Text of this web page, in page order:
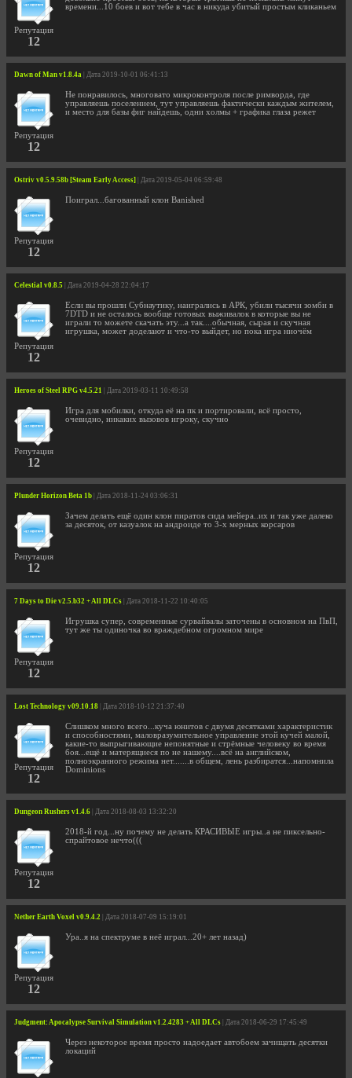
Репутация
12
времени...10 боев и вот тебе в час в никуда убитый простым кликаньем
Dawn of Man v1.8.4a | Дата 2019-10-01 06:41:13
Репутация
12
Не понравилось, многовато микроконтроля после римворда, где
управляешь поселением, тут управляешь фактически каждым жителем,
и место для базы фиг найдешь, одни холмы + графика глаза режет
Ostriv v0.5.9.58b [Steam Early Access] | Дата 2019-05-04 06:59:48
Репутация
12
Поиграл...багованный клон Вanished
Celestial v0.8.5 | Дата 2019-04-28 22:04:17
Репутация
12
Если вы прошли Субнаутику, наигрались в АРК, убили тысячи зомби в
7DTD и не осталось вообще готовых выживалок в которые вы не
играли то можете скачать эту...а так....обычная, сырая и скучная
игрушка, может доделают и что-то выйдет, но пока игра ниочём
Heroes of Steel RPG v4.5.21 | Дата 2019-03-11 10:49:58
Репутация
12
Игра для мобилки, откуда её на пк и портировали, всё просто,
очевидно, никаких вызовов игроку, скучно
Plunder Horizon Beta 1b | Дата 2018-11-24 03:06:31
Репутация
12
Зачем делать ещё один клон пиратов сида мейера..их и так уже далеко
за десяток, от казуалок на андроиде то 3-х мерных корсаров
7 Days to Die v2.5.b32 + All DLCs | Дата 2018-11-22 10:40:05
Репутация
12
Игрушка супер, современные сурвайвалы заточены в основном на ПвП,
тут же ты одиночка во враждебном огромном мире
Lost Technology v09.10.18 | Дата 2018-10-12 21:37:40
Репутация
12
Слишком много всего...куча юнитов с двумя десятками характеристик
и способностями, маловразумительное управление этой кучей малой,
какие-то выпрыгивающие непонятные и стрёмные человеку во время
боя...ещё и матерящиеся по не нашему....всё на английском,
полноэкранного режима нет.......в общем, лень разбиратся...напомнила
Dominions
Dungeon Rushers v1.4.6 | Дата 2018-08-03 13:32:20
Репутация
12
2018-й год...ну почему не делать КРАСИВЫЕ игры..а не пиксельно-
спрайтовое нечто(((
Nether Earth Voxel v0.9.4.2 | Дата 2018-07-09 15:19:01
Репутация
12
Ура..я на спектруме в неё играл...20+ лет назад)
Judgment: Apocalypse Survival Simulation v1.2.4283 + All DLCs | Дата 2018-06-29 17:45:49
Через некоторое время просто надоедает автобоем зачищать десятки
локаций